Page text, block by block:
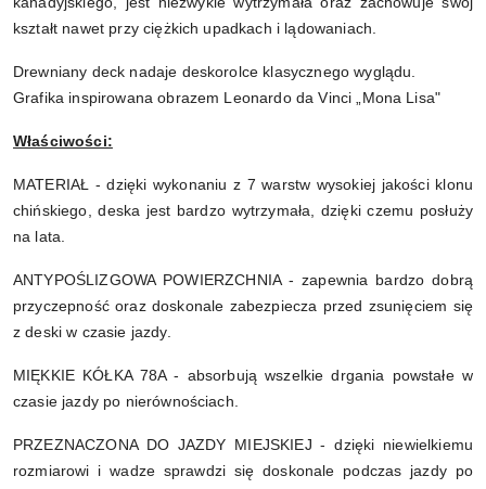
kształt nawet przy ciężkich upadkach i lądowaniach.
Drewniany deck nadaje deskorolce klasycznego wyglądu.
Grafika inspirowana obrazem Leonardo da Vinci „Mona Lisa"
Właściwości:
MATERIAŁ - dzięki wykonaniu z 7 warstw wysokiej jakości klonu
chińskiego, deska jest bardzo wytrzymała, dzięki czemu posłuży
na lata.
ANTYPOŚLIZGOWA POWIERZCHNIA - zapewnia bardzo dobrą
przyczepność oraz doskonale zabezpiecza przed zsunięciem się
z deski w czasie jazdy.
MIĘKKIE KÓŁKA 78A - absorbują wszelkie drgania powstałe w
czasie jazdy po nierównościach.
PRZEZNACZONA DO JAZDY MIEJSKIEJ - dzięki niewielkiemu
rozmiarowi i wadze sprawdzi się doskonale podczas jazdy po